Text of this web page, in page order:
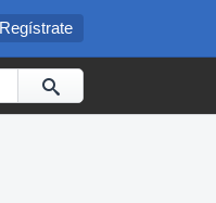
Regístrate